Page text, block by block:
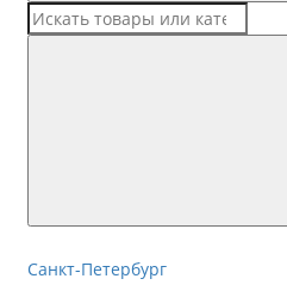
Санкт-Петербург